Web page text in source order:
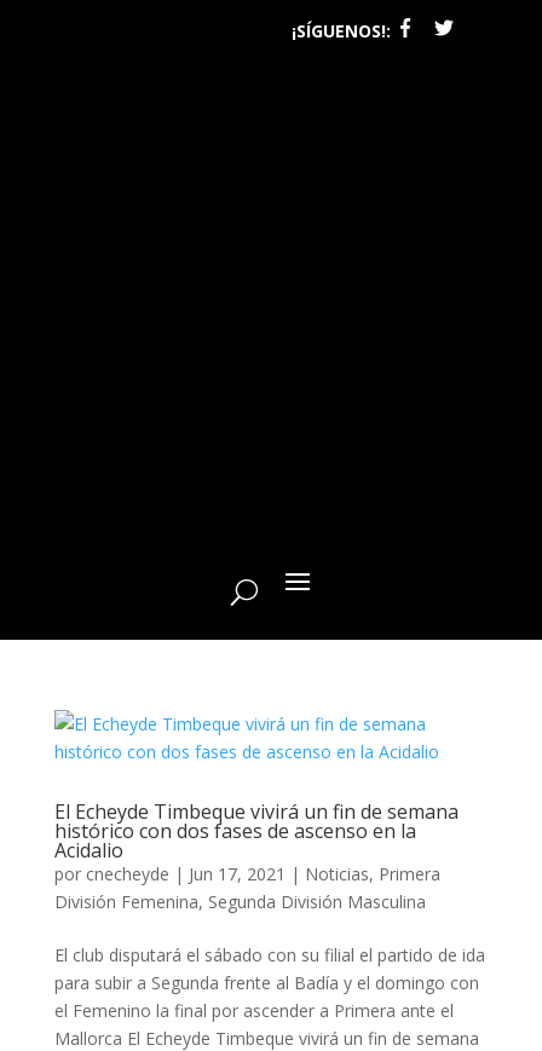
¡SÍGUENOS!:
El Echeyde Timbeque vivirá un fin de semana
histórico con dos fases de ascenso en la
Acidalio
por cnecheyde | Jun 17, 2021 | Noticias, Primera
División Femenina, Segunda División Masculina
El club disputará el sábado con su filial el partido de ida
para subir a Segunda frente al Badía y el domingo con
el Femenino la final por ascender a Primera ante el
Mallorca El Echeyde Timbeque vivirá un fin de semana